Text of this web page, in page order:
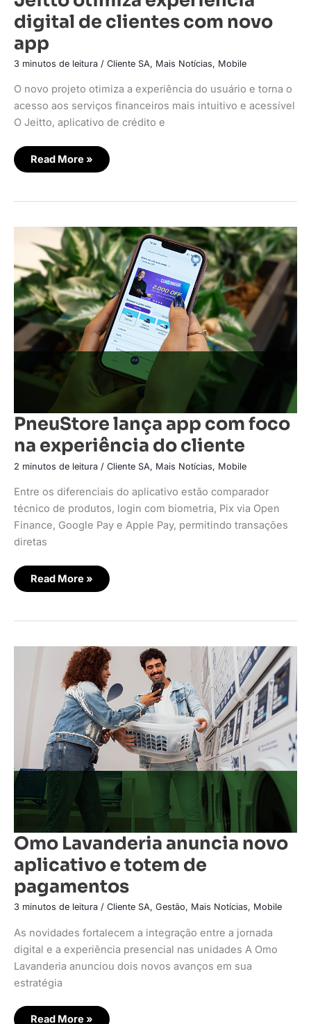
digital de clientes com novo
app
3 minutos de leitura / Cliente SA, Mais Notícias, Mobile
O novo projeto otimiza a experiência do usuário e torna o
acesso aos serviços financeiros mais intuitivo e acessível
O Jeitto, aplicativo de crédito e
Read More »
PneuStore lança app com foco
na experiência do cliente
2 minutos de leitura / Cliente SA, Mais Notícias, Mobile
Entre os diferenciais do aplicativo estão comparador
técnico de produtos, login com biometria, Pix via Open
Finance, Google Pay e Apple Pay, permitindo transações
diretas
PneuStore
lança
app
com
foco
na
experiência
do
cliente
Read More »
Omo Lavanderia anuncia novo
aplicativo e totem de
pagamentos
3 minutos de leitura / Cliente SA, Gestão, Mais Notícias, Mobile
As novidades fortalecem a integração entre a jornada
digital e a experiência presencial nas unidades A Omo
Lavanderia anunciou dois novos avanços em sua
estratégia
Omo
Lavanderia
anuncia
aplicativo
pagamentos
Read More »